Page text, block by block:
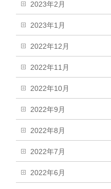
2023年2月
2023年1月
2022年12月
2022年11月
2022年10月
2022年9月
2022年8月
2022年7月
2022年6月